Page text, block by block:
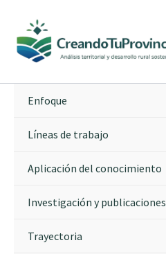
contenido
Enfoque
Líneas de trabajo
Aplicación del conocimiento
Investigación y publicaciones
Trayectoria